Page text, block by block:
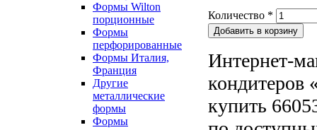
Формы Wilton
порционные
Формы
перфорированные
Формы Италия,
Франция
Другие
металлические
формы
Формы
Количество *
Интернет-
кондитеров
купить